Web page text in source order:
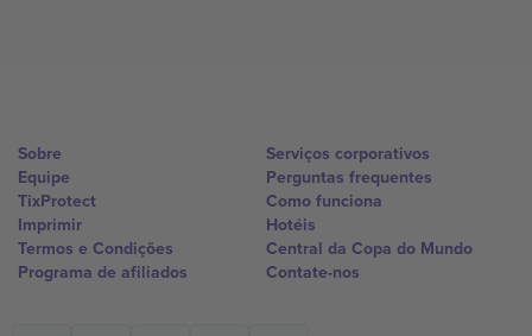
Sobre
Equipe
TixProtect
Imprimir
Termos e Condições
Programa de afiliados
Serviços corporativos
Perguntas frequentes
Como funciona
Hotéis
Central da Copa do Mundo
Contate-nos